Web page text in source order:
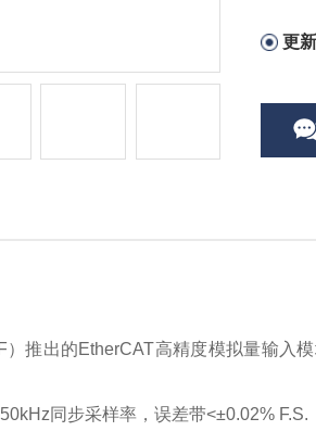
更
）推出的‌EtherCAT高精度模拟量输入
同步采样率，误差带<±0.02% F.S.